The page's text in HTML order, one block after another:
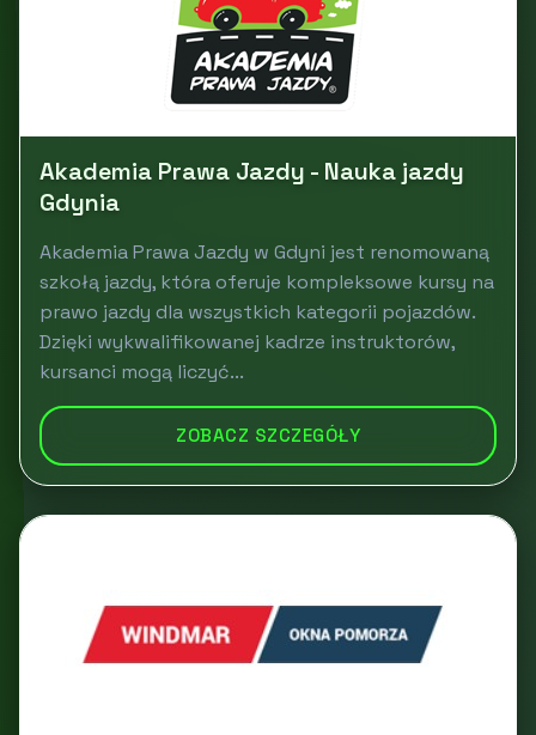
Akademia Prawa Jazdy - Nauka jazdy
Gdynia
Akademia Prawa Jazdy w Gdyni jest renomowaną
szkołą jazdy, która oferuje kompleksowe kursy na
prawo jazdy dla wszystkich kategorii pojazdów.
Dzięki wykwalifikowanej kadrze instruktorów,
kursanci mogą liczyć...
ZOBACZ SZCZEGÓŁY